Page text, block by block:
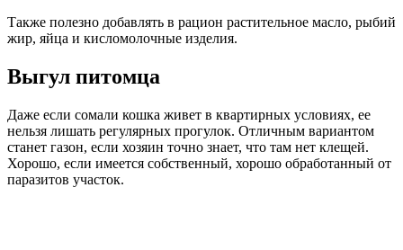
Также полезно добавлять в рацион растительное масло, рыбий
жир, яйца и кисломолочные изделия.
Выгул питомца
Даже если сомали кошка живет в квартирных условиях, ее
нельзя лишать регулярных прогулок. Отличным вариантом
станет газон, если хозяин точно знает, что там нет клещей.
Хорошо, если имеется собственный, хорошо обработанный от
паразитов участок.